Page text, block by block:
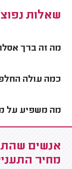
שאלות
מה זה ברך
כמה עולה
מה משפיע על
אנשים
מחיר